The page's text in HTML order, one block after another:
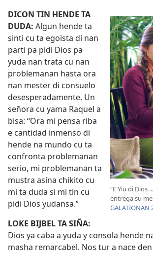
“E Yiu di Dios
entrega su
GALATIONAN
DICON TIN HENDE TA
DUDA: Algun hende ta
sinti cu ta egoista di nan
parti pa pidi Dios pa
yuda nan trata cu nan
problemanan hasta ora
nan mester di consuelo
desesperadamente. Un
señora cu yama Raquel a
bisa: “Ora mi pensa riba
e cantidad inmenso di
hende na mundo cu ta
confronta problemanan
serio, mi problemanan ta
mustra asina chikito cu
mi ta duda si mi tin cu
pidi Dios yudansa.”
LOKE BIJBEL TA SIÑA:
Dios ya caba a yuda y consola hende
masha remarcabel. Nos tur a nace